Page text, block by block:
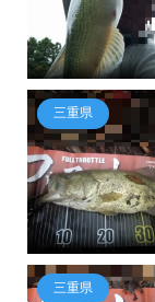
三重県
三重県